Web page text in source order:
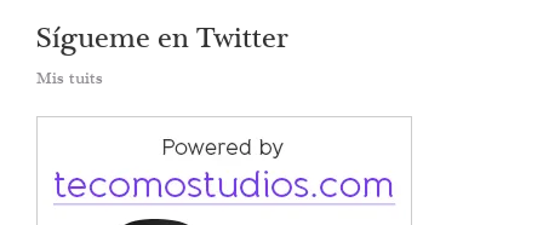
Sígueme en Twitter
Mis tuits